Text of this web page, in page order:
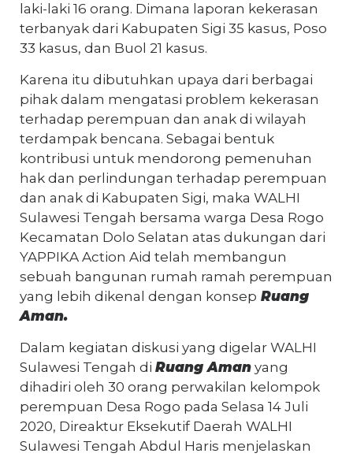
laki-laki 16 orang. Dimana laporan kekerasan
terbanyak dari Kabupaten Sigi 35 kasus, Poso
33 kasus, dan Buol 21 kasus.
Karena itu dibutuhkan upaya dari berbagai
pihak dalam mengatasi problem kekerasan
terhadap perempuan dan anak di wilayah
terdampak bencana. Sebagai bentuk
kontribusi untuk mendorong pemenuhan
hak dan perlindungan terhadap perempuan
dan anak di Kabupaten Sigi, maka WALHI
Sulawesi Tengah bersama warga Desa Rogo
Kecamatan Dolo Selatan atas dukungan dari
YAPPIKA Action Aid telah membangun
sebuah bangunan rumah ramah perempuan
yang lebih dikenal dengan konsep Ruang
Aman.
Dalam kegiatan diskusi yang digelar WALHI
Sulawesi Tengah di Ruang Aman yang
dihadiri oleh 30 orang perwakilan kelompok
perempuan Desa Rogo pada Selasa 14 Juli
2020, Direaktur Eksekutif Daerah WALHI
Sulawesi Tengah Abdul Haris menjelaskan